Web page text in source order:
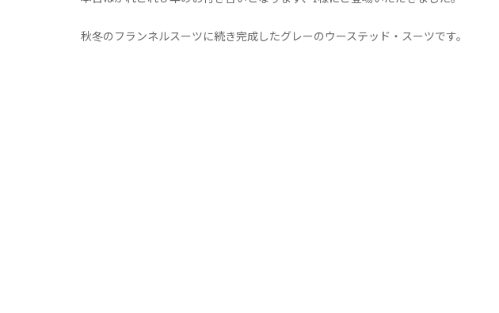
秋冬のフランネルスーツに続き完成したグレーのウーステッド・スーツです。